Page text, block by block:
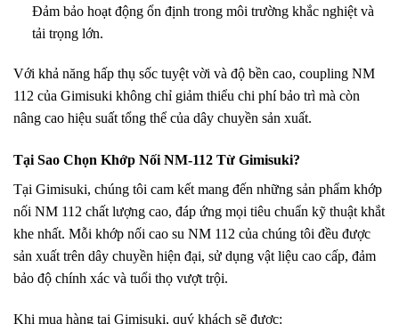
Đảm bảo hoạt động ổn định trong môi trường khắc nghiệt và
tải trọng lớn.
Với khả năng hấp thụ sốc tuyệt vời và độ bền cao, coupling NM
112 của Gimisuki không chỉ giảm thiểu chi phí bảo trì mà còn
nâng cao hiệu suất tổng thể của dây chuyền sản xuất.
Tại Sao Chọn Khớp Nối NM-112 Từ Gimisuki?
Tại Gimisuki, chúng tôi cam kết mang đến những sản phẩm khớp
nối NM 112 chất lượng cao, đáp ứng mọi tiêu chuẩn kỹ thuật khắt
khe nhất. Mỗi khớp nối cao su NM 112 của chúng tôi đều được
sản xuất trên dây chuyền hiện đại, sử dụng vật liệu cao cấp, đảm
bảo độ chính xác và tuổi thọ vượt trội.
Khi mua hàng tại Gimisuki, quý khách sẽ được: